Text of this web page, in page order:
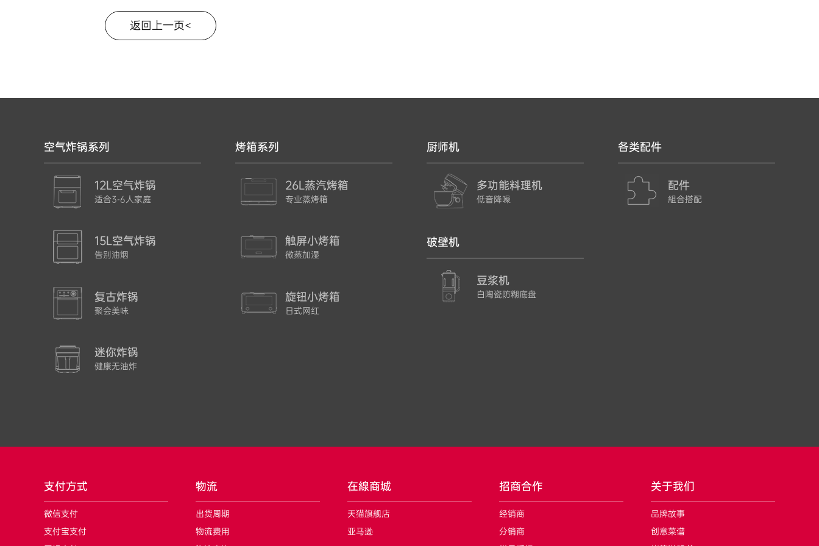
返回上一页<
空气炸锅系列
12L空气炸锅
适合3-6人家庭
15L空气炸锅
告别油烟
复古炸锅
聚会美味
迷你炸锅
健康无油炸
烤箱系列
26L蒸汽烤箱
专业蒸烤箱
触屏小烤箱
微蒸加湿
旋钮小烤箱
日式网红
厨师机
多功能料理机
低音降噪
破壁机
豆浆机
白陶瓷防糊底盘
各类配件
配件
組合搭配
支付方式
微信支付
支付宝支付
物流
出货周期
物流费用
在線商城
天猫旗舰店
亚马逊
招商合作
经销商
分销商
关于我们
品牌故事
创意菜谱